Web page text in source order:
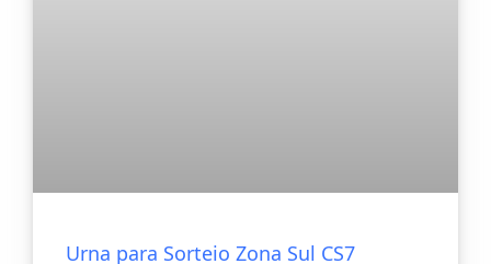
Urna para Sorteio Zona Sul CS7